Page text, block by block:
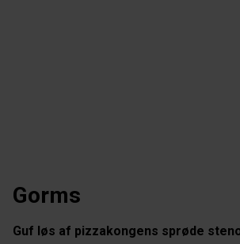
Gorms
Guf løs af pizzakongens sprøde